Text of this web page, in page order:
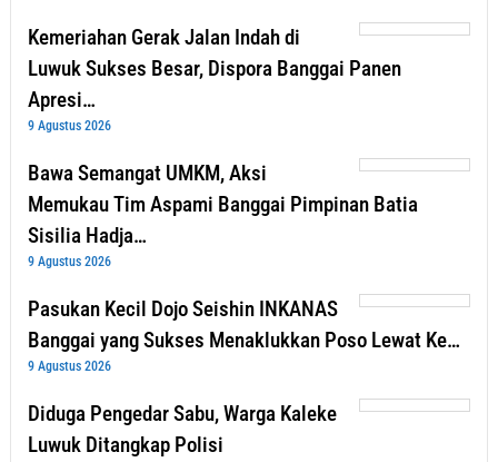
Kemeriahan Gerak Jalan Indah di
Luwuk Sukses Besar, Dispora Banggai Panen
Apresi…
9 Agustus 2026
Bawa Semangat UMKM, Aksi
Memukau Tim Aspami Banggai Pimpinan Batia
Sisilia Hadja…
9 Agustus 2026
Pasukan Kecil Dojo Seishin INKANAS
Banggai yang Sukses Menaklukkan Poso Lewat Ke…
9 Agustus 2026
Diduga Pengedar Sabu, Warga Kaleke
Luwuk Ditangkap Polisi